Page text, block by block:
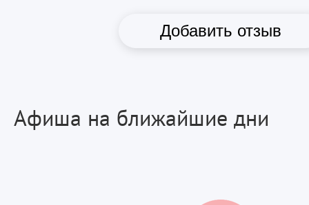
Добавить отзыв
Афиша на ближайшие дни